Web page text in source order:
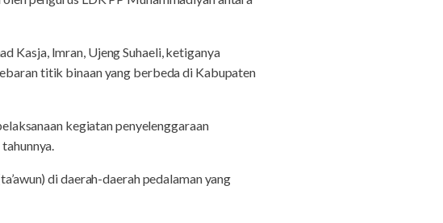
Kasja, Imran, Ujeng Suhaeli, ketiganya
titik binaan yang berbeda di Kabupaten
kegiatan penyelenggaraan
di daerah-daerah pedalaman yang